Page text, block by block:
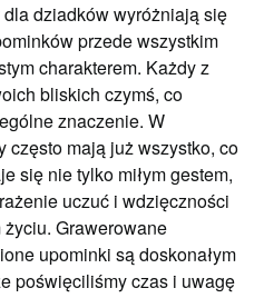
dziadków wyróżniają się
przede wszystkim
charakterem. Każdy z
bliskich czymś, co
znaczenie. W
często mają już wszystko, co
się nie tylko miłym gestem,
uczuć i wdzięczności
Grawerowane
upominki są doskonałym
poświęciliśmy czas i uwagę